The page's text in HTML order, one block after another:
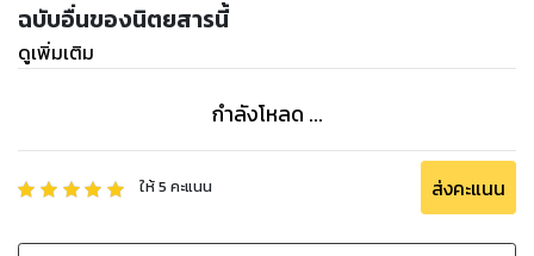
ฉบับอื่นของนิตยสารนี้
ดูเพิ่มเติม
กำลังโหลด ...
ให้5 คะแนน ส่งคะแนน